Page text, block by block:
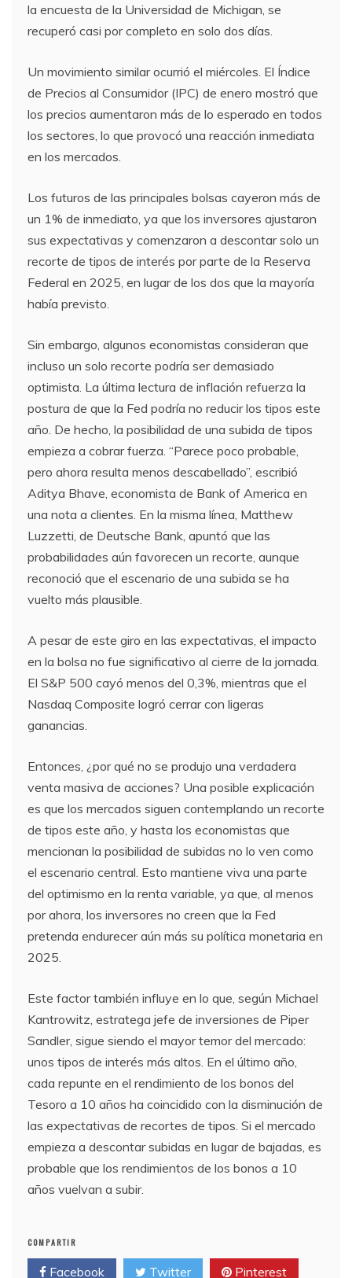
la encuesta de la Universidad de Michigan, se
recuperó casi por completo en solo dos días.
Un movimiento similar ocurrió el miércoles. El Índice
de Precios al Consumidor (IPC) de enero mostró que
los precios aumentaron más de lo esperado en todos
los sectores, lo que provocó una reacción inmediata
en los mercados.
Los futuros de las principales bolsas cayeron más de
un 1% de inmediato, ya que los inversores ajustaron
sus expectativas y comenzaron a descontar solo un
recorte de tipos de interés por parte de la Reserva
Federal en 2025, en lugar de los dos que la mayoría
había previsto.
Sin embargo, algunos economistas consideran que
incluso un solo recorte podría ser demasiado
optimista. La última lectura de inflación refuerza la
postura de que la Fed podría no reducir los tipos este
año. De hecho, la posibilidad de una subida de tipos
empieza a cobrar fuerza. “Parece poco probable,
pero ahora resulta menos descabellado”, escribió
Aditya Bhave, economista de Bank of America en
una nota a clientes. En la misma línea, Matthew
Luzzetti, de Deutsche Bank, apuntó que las
probabilidades aún favorecen un recorte, aunque
reconoció que el escenario de una subida se ha
vuelto más plausible.
A pesar de este giro en las expectativas, el impacto
en la bolsa no fue significativo al cierre de la jornada.
El S&P 500 cayó menos del 0,3%, mientras que el
Nasdaq Composite logró cerrar con ligeras
ganancias.
Entonces, ¿por qué no se produjo una verdadera
venta masiva de acciones? Una posible explicación
es que los mercados siguen contemplando un recorte
de tipos este año, y hasta los economistas que
mencionan la posibilidad de subidas no lo ven como
el escenario central. Esto mantiene viva una parte
del optimismo en la renta variable, ya que, al menos
por ahora, los inversores no creen que la Fed
pretenda endurecer aún más su política monetaria en
2025.
Este factor también influye en lo que, según Michael
Kantrowitz, estratega jefe de inversiones de Piper
Sandler, sigue siendo el mayor temor del mercado:
unos tipos de interés más altos. En el último año,
cada repunte en el rendimiento de los bonos del
Tesoro a 10 años ha coincidido con la disminución de
las expectativas de recortes de tipos. Si el mercado
empieza a descontar subidas en lugar de bajadas, es
probable que los rendimientos de los bonos a 10
años vuelvan a subir.
COMPARTIR
Facebook Twitter Pinterest